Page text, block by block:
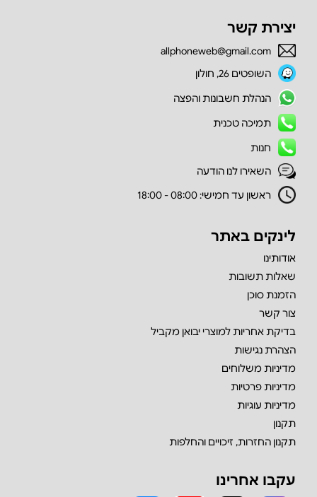
יצירת קשר
allphoneweb@gmail.com
השופטים 26, חולון
הנהלת חשבונות והפצה
תמיכה טכנית
חנות
השאירו לנו הודעה
ראשון עד חמישי: 08:00 - 18:00
לינקים באתר
אודותינו
שאלות תשובות
הזמנת סוכן
צור קשר
בדיקת אחריות למוצרי יבואן מקביל
הצהרת נגישות
מדיניות משלוחים
מדיניות פרטיות
מדיניות עוגיות
תקנון
תקנון החזרות, זיכויים והחלפות
עקבו אחרינו